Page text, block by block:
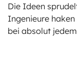
Die Ideen
Ingenieure
bei absolut